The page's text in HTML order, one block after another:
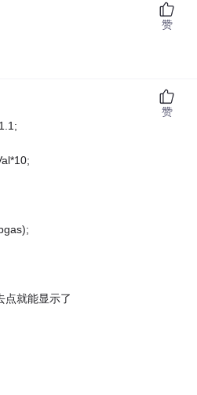
赞
点就能显示了
赞